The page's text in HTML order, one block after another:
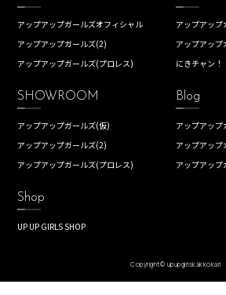
アップアップガールズオフィシャル
アップアップガールズ(2)
アップアップガールズ(プロレス)
アップアッ
アップアップ
にきチャン！
SHOWROOM
アップアップガールズ(仮)
アップアップガールズ(2)
アップアップガールズ(プロレス)
Blog
アップアッ
アップアッ
アップアッ
Shop
UP UP GIRLS SHOP
Copyright© upupgirlskakkokari